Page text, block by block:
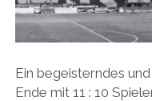
Ein begeisterndes
Ende mit 11 : 10